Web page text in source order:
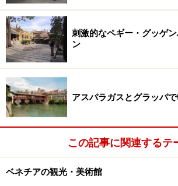
れも違う表情なのが魅力。世界にひ
「顔」に出会ったら、それこそ旅の記
よね。
ベネチアの仮面 パピー・マ
仮面にもいろいろあるものです
30年以上の歴史がある仮面製作所。伝
刺激的なペギー・グッゲ
ン
アスパラガスとグラッパで
この記事に関連するテ
ベネチアの観光・美術館